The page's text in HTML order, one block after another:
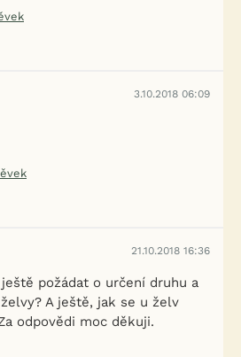
3.10.2018 06:09
21.10.2018 16:36
požádat o určení druhu a
A ještě, jak se u želv
odpovědi moc děkuji.